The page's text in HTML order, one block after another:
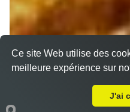
Ce site Web utilise des
meilleure expérience sur
J'ai